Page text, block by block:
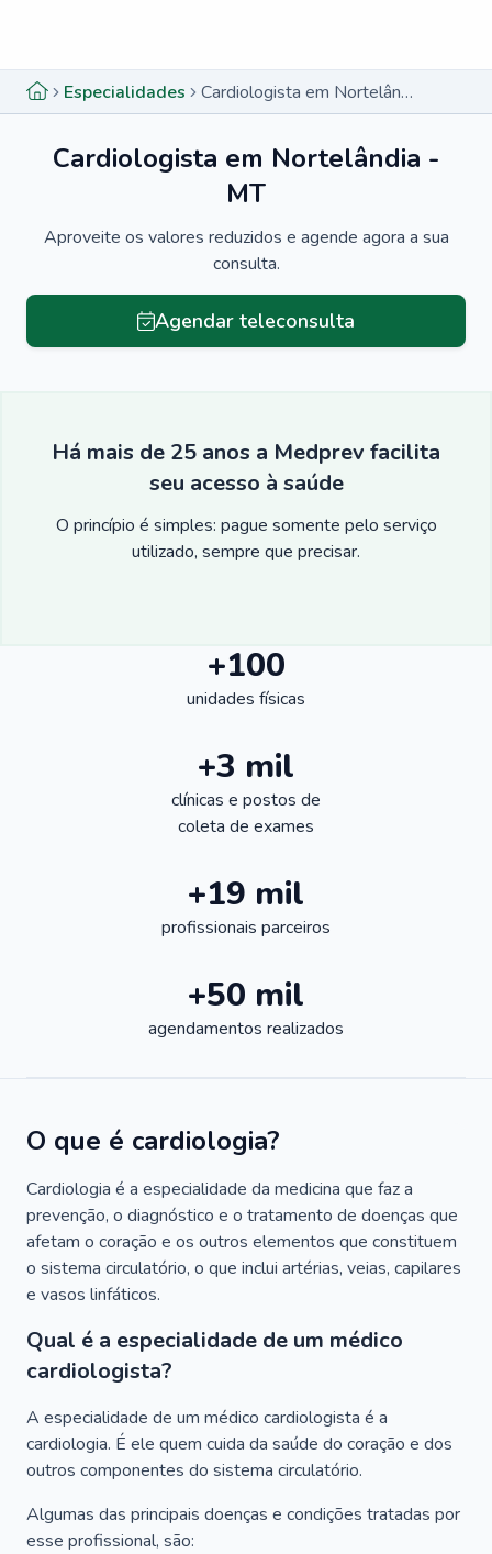
Especialidades Cardiologista em Nortelândia - MT
Cardiologista em Nortelândia -
MT
Aproveite os valores reduzidos e agende agora a sua
consulta.
Agendar teleconsulta
Há mais de 25 anos a Medprev facilita
seu acesso à saúde
O princípio é simples: pague somente pelo serviço
utilizado, sempre que precisar.
+100
unidades físicas
+3 mil
clínicas e postos de
coleta de exames
+19 mil
profissionais parceiros
+50 mil
agendamentos realizados
O que é cardiologia?
Cardiologia é a especialidade da medicina que faz a
prevenção, o diagnóstico e o tratamento de doenças que
afetam o coração e os outros elementos que constituem
o sistema circulatório, o que inclui artérias, veias, capilares
e vasos linfáticos.
Qual é a especialidade de um médico
cardiologista?
A especialidade de um médico cardiologista é a
cardiologia. É ele quem cuida da saúde do coração e dos
outros componentes do sistema circulatório.
Algumas das principais doenças e condições tratadas por
esse profissional, são: